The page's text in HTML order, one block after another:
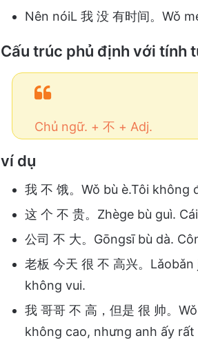
Nên nóiL 我 没 有时间。Wǒ
Cấu trúc phủ định với tính
Chủ ngữ. + 不 + Adj.
ví dụ
我 不 饿。Wǒ bù è.Tôi không
这 个 不 贵。Zhège bù guì.
公司 不 大。Gōngsī bù dà.
老板 今天 很 不 高兴。
không vui.
我 哥哥 不 高，但是 很 帅。
không cao, nhưng anh ấy rất